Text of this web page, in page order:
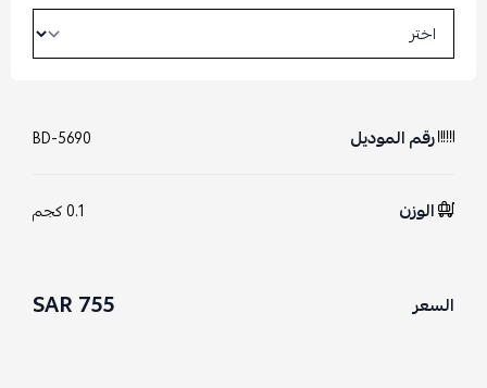
رقم الموديل BD-5690
الوزن 0.1 كجم
السعر 755 SAR